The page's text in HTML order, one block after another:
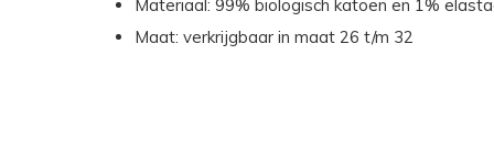
Materiaal: 99% biologisch katoen en 1%
Maat: verkrijgbaar in maat 26 t/m 32